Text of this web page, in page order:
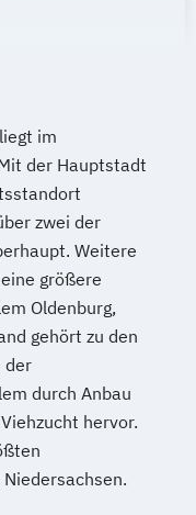
im
der Hauptstadt
zwei der
Weitere
größere
Oldenburg,
gehört zu den
der
durch Anbau
hervor.